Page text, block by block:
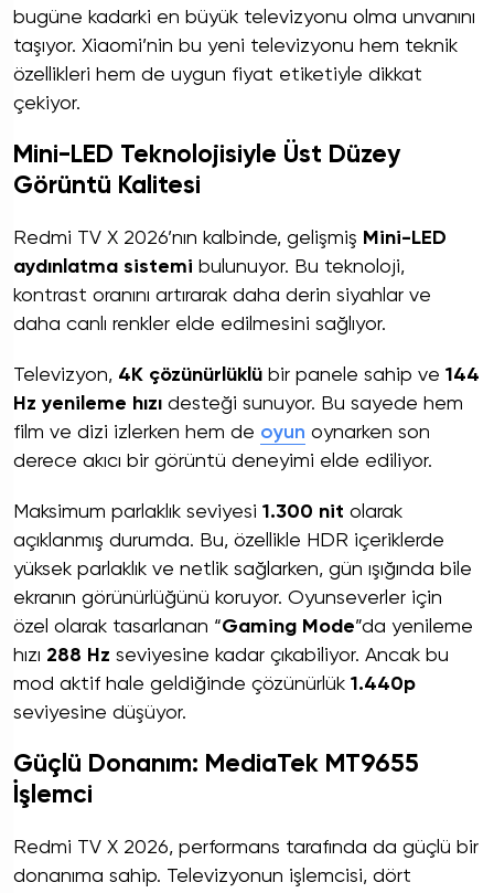
bugüne kadarki en büyük televizyonu olma unvanını
taşıyor. Xiaomi’nin bu yeni televizyonu hem teknik
özellikleri hem de uygun fiyat etiketiyle dikkat
çekiyor.
Mini-LED Teknolojisiyle Üst Düzey
Görüntü Kalitesi
Redmi TV X 2026’nın kalbinde, gelişmiş Mini-LED
aydınlatma sistemi bulunuyor. Bu teknoloji,
kontrast oranını artırarak daha derin siyahlar ve
daha canlı renkler elde edilmesini sağlıyor.
Televizyon, 4K çözünürlüklü bir panele sahip ve 144
Hz yenileme hızı desteği sunuyor. Bu sayede hem
film ve dizi izlerken hem de oyun oynarken son
derece akıcı bir görüntü deneyimi elde ediliyor.
Maksimum parlaklık seviyesi 1.300 nit olarak
açıklanmış durumda. Bu, özellikle HDR içeriklerde
yüksek parlaklık ve netlik sağlarken, gün ışığında bile
ekranın görünürlüğünü koruyor. Oyunseverler için
özel olarak tasarlanan “Gaming Mode”da yenileme
hızı 288 Hz seviyesine kadar çıkabiliyor. Ancak bu
mod aktif hale geldiğinde çözünürlük 1.440p
seviyesine düşüyor.
Güçlü Donanım: MediaTek MT9655
İşlemci
Redmi TV X 2026, performans tarafında da güçlü bir
donanıma sahip. Televizyonun işlemcisi, dört